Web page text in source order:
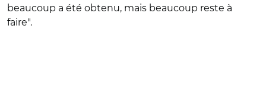
beaucoup a été obtenu, mais beaucoup reste à
faire".